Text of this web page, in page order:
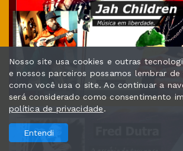
Nosso site usa cookies e outras
e nossos parceiros possamos lembrar
como você usa o site. Ao continuar a
será considerado como consentimento
política de privacidade.
Entendi